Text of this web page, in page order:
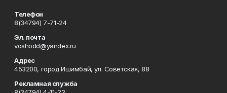
Телефон
8(34794) 7-71-24
Эл. почта
voshodd@yandex.ru
Адрес
453200, город Ишимбай, ул. Советская, 88
Рекламная служба